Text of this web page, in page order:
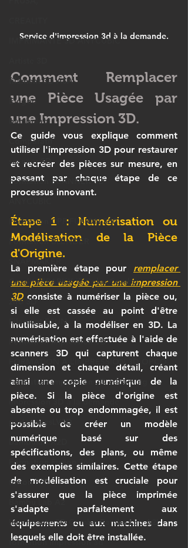
IMPRIMANTE 3D ANYCUBIC
filament 3D ASA
Elegoo
bambulab
Comparatif
scanner 3D
Formation SCANNER 3D
ANYCUBIC
Formation CPF FUSION 360
Formation BLENDER
SNAPMAKER
Creality SPARKX i7 Color Combo
ziro 3D
Filament ESUN
Formation impression 3D
FORMATION À L’IMPRESSION 3D OPCO
Formation impression 3D e-learning
impression 3D à la demande
partenairesLV3D
bambulab X2D
Formation Fusion 360
fusion 360
Bambu Lab A2
Imprimante 3D Combo Bambu Lab A2L
formation impression 3d
Service d'impression 3d à la demande.
Comment Remplacer
une Pièce Usagée par
une Impression 3D.
Ce guide vous explique comment
utiliser l'impression 3D pour restaurer
et recréer des pièces sur mesure, en
passant par chaque étape de ce
processus innovant.
Étape 1 : Numérisation ou
Modélisation de la Pièce
d'Origine.
La première étape pour remplacer
une pièce usagée par une impression
3D consiste à numériser la pièce ou,
si elle est cassée au point d'être
inutilisable, à la modéliser en 3D. La
numérisation est effectuée à l'aide de
scanners 3D qui capturent chaque
dimension et chaque détail, créant
ainsi une copie numérique de la
pièce. Si la pièce d'origine est
absente ou trop endommagée, il est
possible de créer un modèle
numérique basé sur des
spécifications, des plans, ou même
des exemples similaires. Cette étape
de modélisation est cruciale pour
s'assurer que la pièce imprimée
s'adapte parfaitement aux
équipements ou aux machines dans
lesquels elle doit être installée.